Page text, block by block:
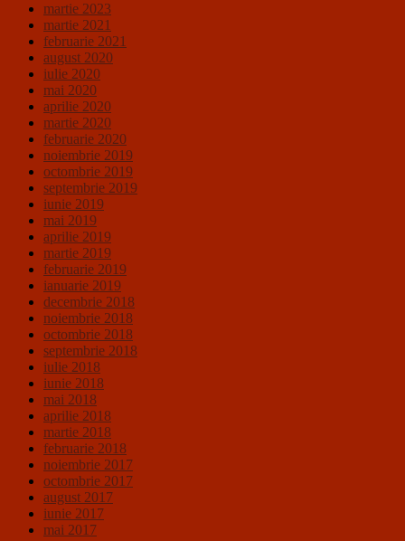
martie 2023
martie 2021
februarie 2021
august 2020
iulie 2020
mai 2020
aprilie 2020
martie 2020
februarie 2020
noiembrie 2019
octombrie 2019
septembrie 2019
iunie 2019
mai 2019
aprilie 2019
martie 2019
februarie 2019
ianuarie 2019
decembrie 2018
noiembrie 2018
octombrie 2018
septembrie 2018
iulie 2018
iunie 2018
mai 2018
aprilie 2018
martie 2018
februarie 2018
noiembrie 2017
octombrie 2017
august 2017
iunie 2017
mai 2017